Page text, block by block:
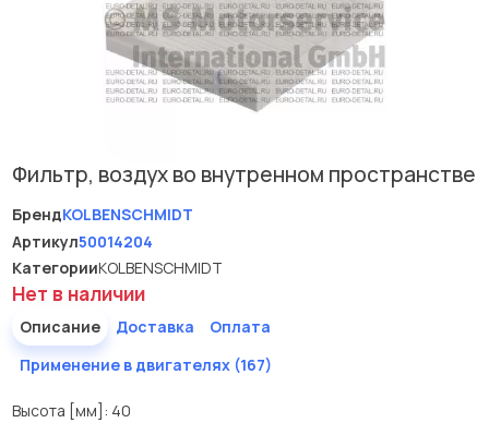
Фильтр, воздух во внутренном пространстве
БрендKOLBENSCHMIDT
Артикул50014204
КатегорииKOLBENSCHMIDT
Нет в наличии
Описание Доставка
Оплата
Применение в двигателях (167)
Высота [мм]: 40